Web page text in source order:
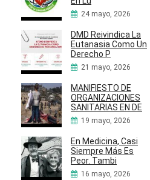
24 mayo, 2026
DMD Reivindica La
Eutanasia Como Un
Derecho P
21 mayo, 2026
MANIFIESTO DE
ORGANIZACIONES
SANITARIAS EN DE
19 mayo, 2026
En Medicina, Casi
Siempre Más Es
Peor. Tambi
16 mayo, 2026